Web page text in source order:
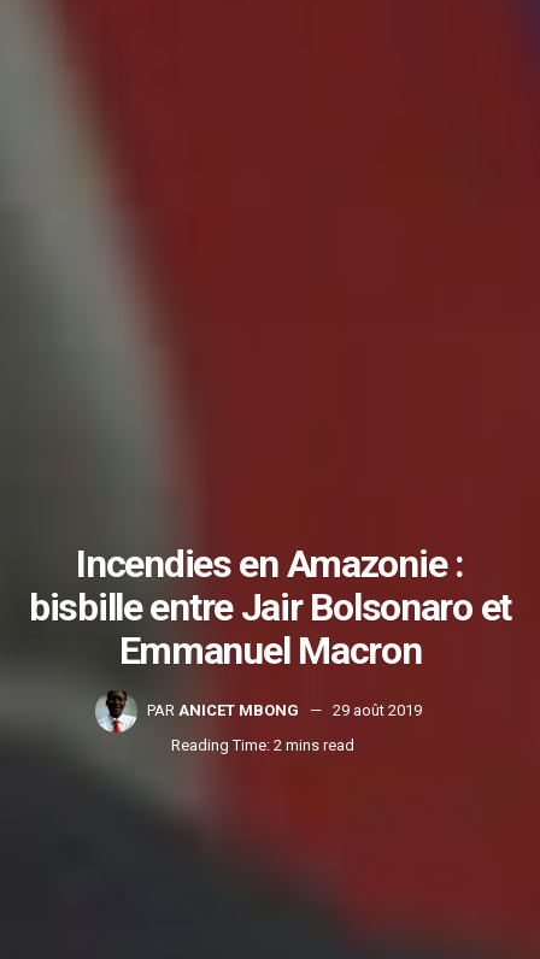
Incendies en Amazonie :
bisbille entre Jair Bolsonaro et
Emmanuel Macron
PAR ANICET MBONG
29 août 2019
Reading Time: 2 mins read